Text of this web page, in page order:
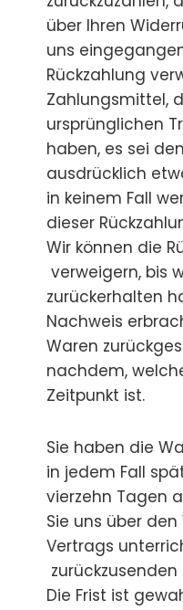
über Ihren
uns
Rückzahlung
Zahlungsmittel,
ursprünglichen
haben, es sei
ausdrücklich
in keinem Fall
dieser
Wir können die
verweigern, bis
zurückerhalten
Nachweis
Waren
nachdem,
Zeitpunkt ist.
Sie haben die
in jedem Fall
vierzehn Tagen
Sie uns über
Vertrags
Die Frist ist